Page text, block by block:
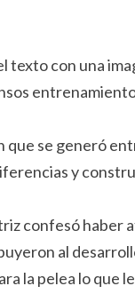
texto con una
que se generó
y
confesó haber
al
la pelea lo que